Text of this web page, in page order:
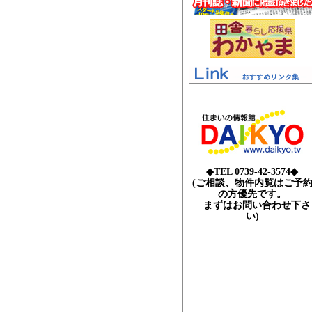
◆TEL 0739-42-3574◆
(ご相談、物件内覧はご予約
の方優先です。
まずはお問い合わせ下さ
い)